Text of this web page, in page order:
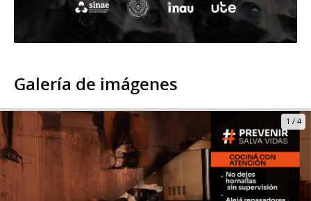
Galería de imágenes
1 / 4